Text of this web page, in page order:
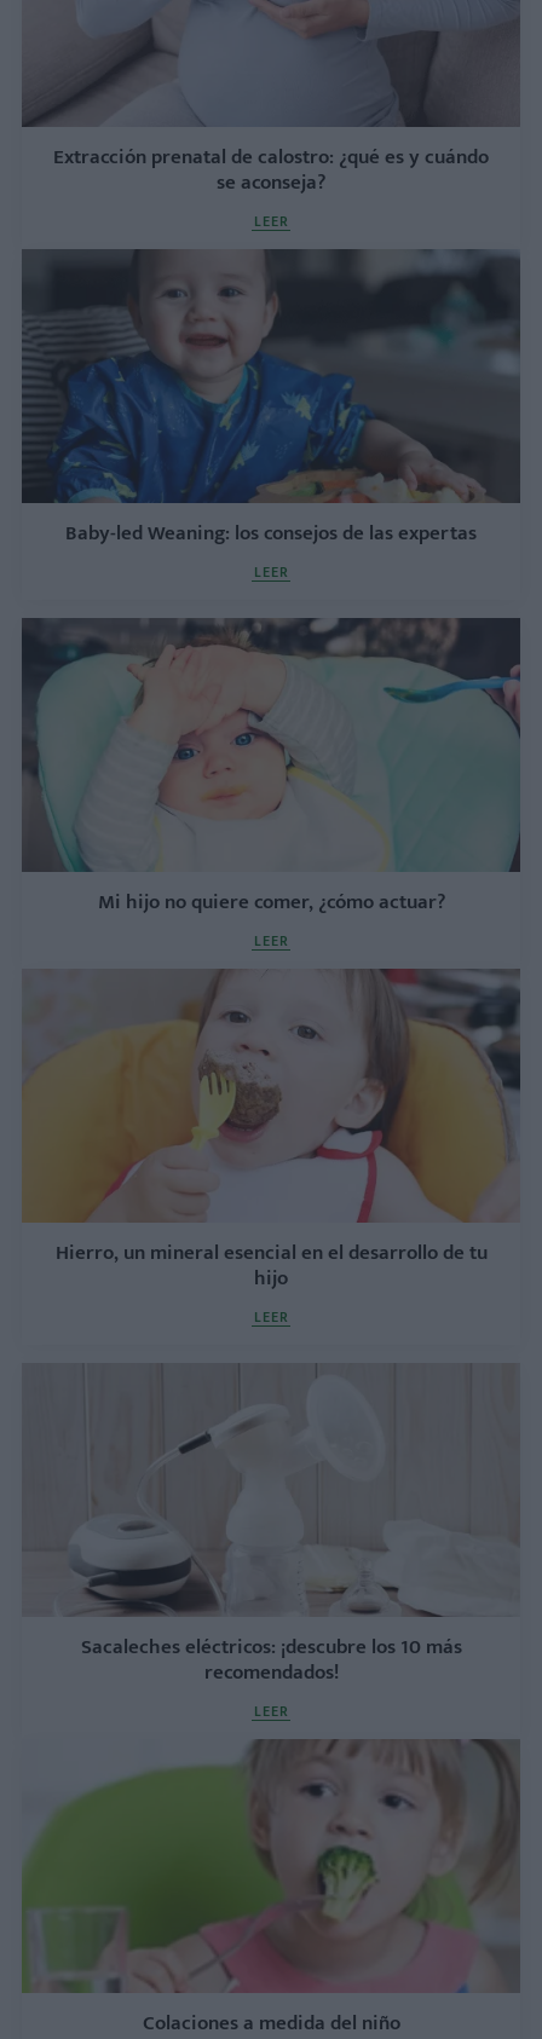
Extracción prenatal de calostro: ¿qué es y cuándo
se aconseja?
LEER
Baby-led Weaning: los consejos de las expertas
LEER
Mi hijo no quiere comer, ¿cómo actuar?
LEER
Hierro, un mineral esencial en el desarrollo de tu
hijo
LEER
Sacaleches eléctricos: ¡descubre los 10 más
recomendados!
LEER
Colaciones a medida del niño